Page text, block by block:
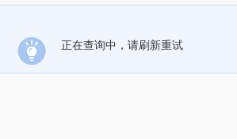
正在查询中，请刷新重试